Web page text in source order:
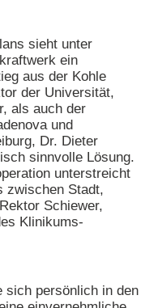
sieht unter
ein
aus der Kohle
der Universität,
als auch der
und
Dr. Dieter
sinnvolle Lösung.
unterstreicht
zwischen Stadt,
Schiewer,
Klinikums-
sich persönlich in den